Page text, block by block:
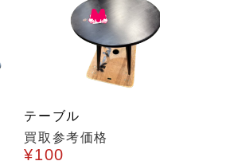
テーブル
買取参考価格
¥100